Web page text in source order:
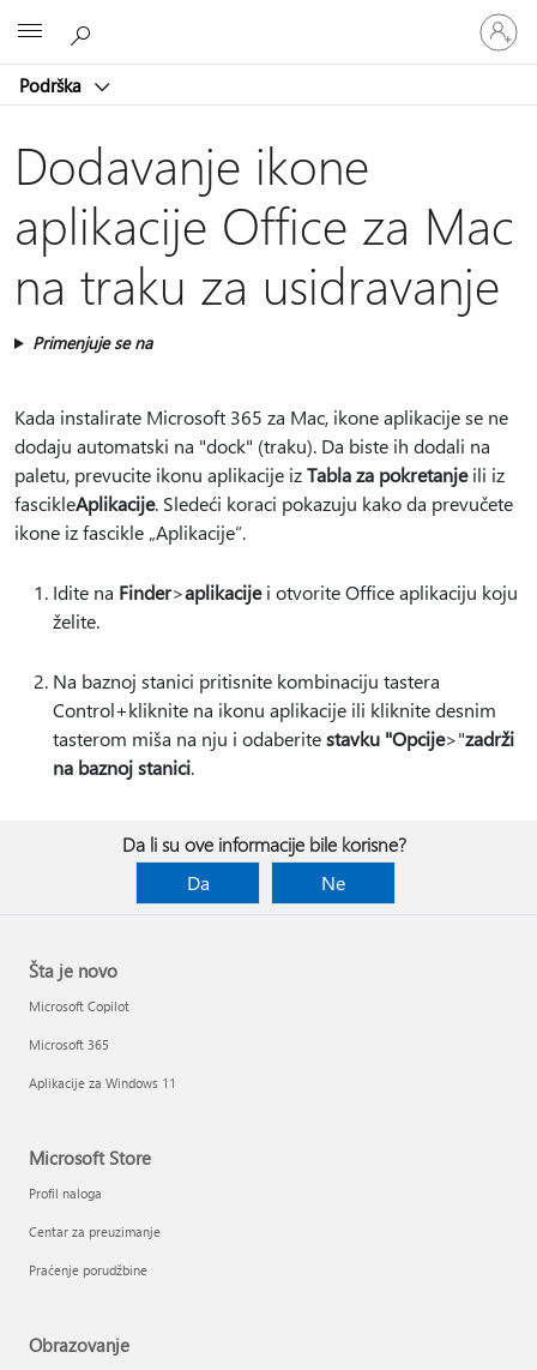
Podrška
Prijavite
se
na
Dodavanje ikone
aplikacije Office za Mac
na traku za usidravanje
Primenjuje se na
Kada instalirate Microsoft 365 za Mac, ikone aplikacije se ne
dodaju automatski na "dock" (traku). Da biste ih dodali na
paletu, prevucite ikonu aplikacije izTabla za pokretanjeili iz
fascikleAplikacije. Sledeći koraci pokazuju kako da prevučete
ikone iz fascikle „Aplikacije“.
Idite na Finder>aplikacijei otvorite Office aplikaciju koju
želite.
Na baznoj stanici pritisnite kombinaciju tastera
Control+kliknite na ikonu aplikacije ili kliknite desnim
tasterom miša na nju i odaberitestavku "Opcije>"zadrži
na baznoj stanici.
Da li su ove informacije bile korisne?
Da
Ne
Šta je novo
Microsoft Copilot
Microsoft 365
Aplikacije za Windows 11
Microsoft Store
Profil naloga
Centar za preuzimanje
Praćenje porudžbine
Obrazovanje